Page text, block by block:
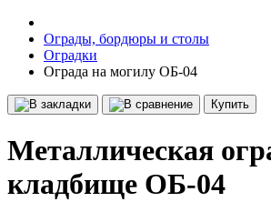
Ограды, бордюры и столы
Оградки
Ограда на могилу ОБ-04
Купить
Металлическая
кладбище ОБ-04